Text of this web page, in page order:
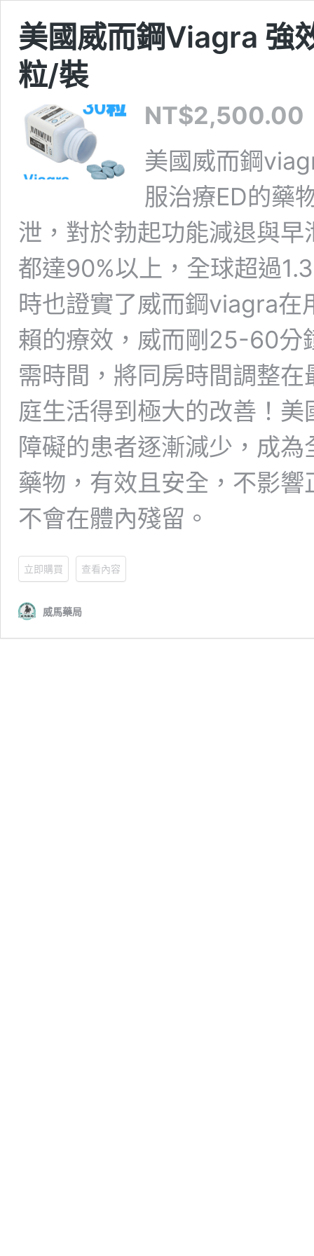
美國威而鋼Viagra 強
粒/裝
NT$2,500.00
美國威而鋼
服治療ED的藥
泄，對於勃起功能減退與
都達90%以上，全球超過
時也證實了威而鋼viagra在
賴的療效，威而剛25-60分
需時間，將同房時間調整
庭生活得到極大的改善！
障礙的患者逐漸減少，成
藥物，有效且安全，不影
不會在體內殘留。
立即購買 查看內容
威馬藥局